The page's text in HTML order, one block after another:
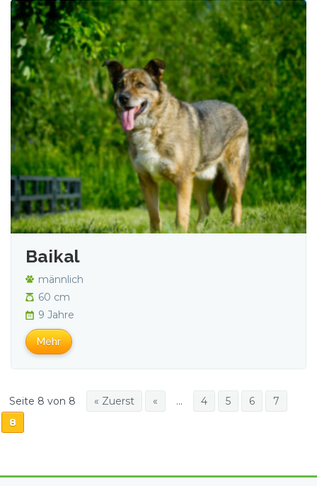
Baikal
männlich
60 cm
9 Jahre
Mehr
Seite 8 von 8 « Zuerst « ... 4 5 6
7
8